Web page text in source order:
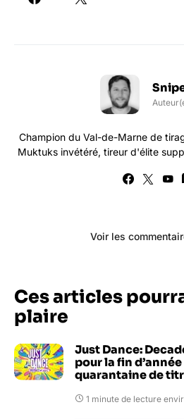
Champion du Val-de-Marne de
Muktuks invétéré, tireur d'élite
Voir les
Ces articles
plaire
Just Dance:
pour la fin
quarantaine de
1 minute de lecture